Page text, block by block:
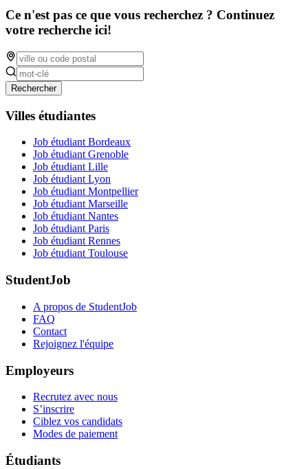
Ce n'est pas ce que vous recherchez ? Continuez
votre recherche ici!
Rechercher
Villes étudiantes
Job étudiant Bordeaux
Job étudiant Grenoble
Job étudiant Lille
Job étudiant Lyon
Job étudiant Montpellier
Job étudiant Marseille
Job étudiant Nantes
Job étudiant Paris
Job étudiant Rennes
Job étudiant Toulouse
StudentJob
A propos de StudentJob
FAQ
Contact
Rejoignez l'équipe
Employeurs
Recrutez avec nous
S’inscrire
Ciblez vos candidats
Modes de paiement
Étudiants